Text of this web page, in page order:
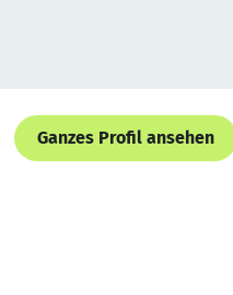
Ganzes Profil ansehen